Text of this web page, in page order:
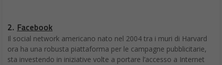
2. Facebook
Il social network americano nato nel 2004 tra i muri di Harvard
ora ha una robusta piattaforma per le campagne pubblicitarie,
sta investendo in iniziative volte a portare l’accesso a Internet